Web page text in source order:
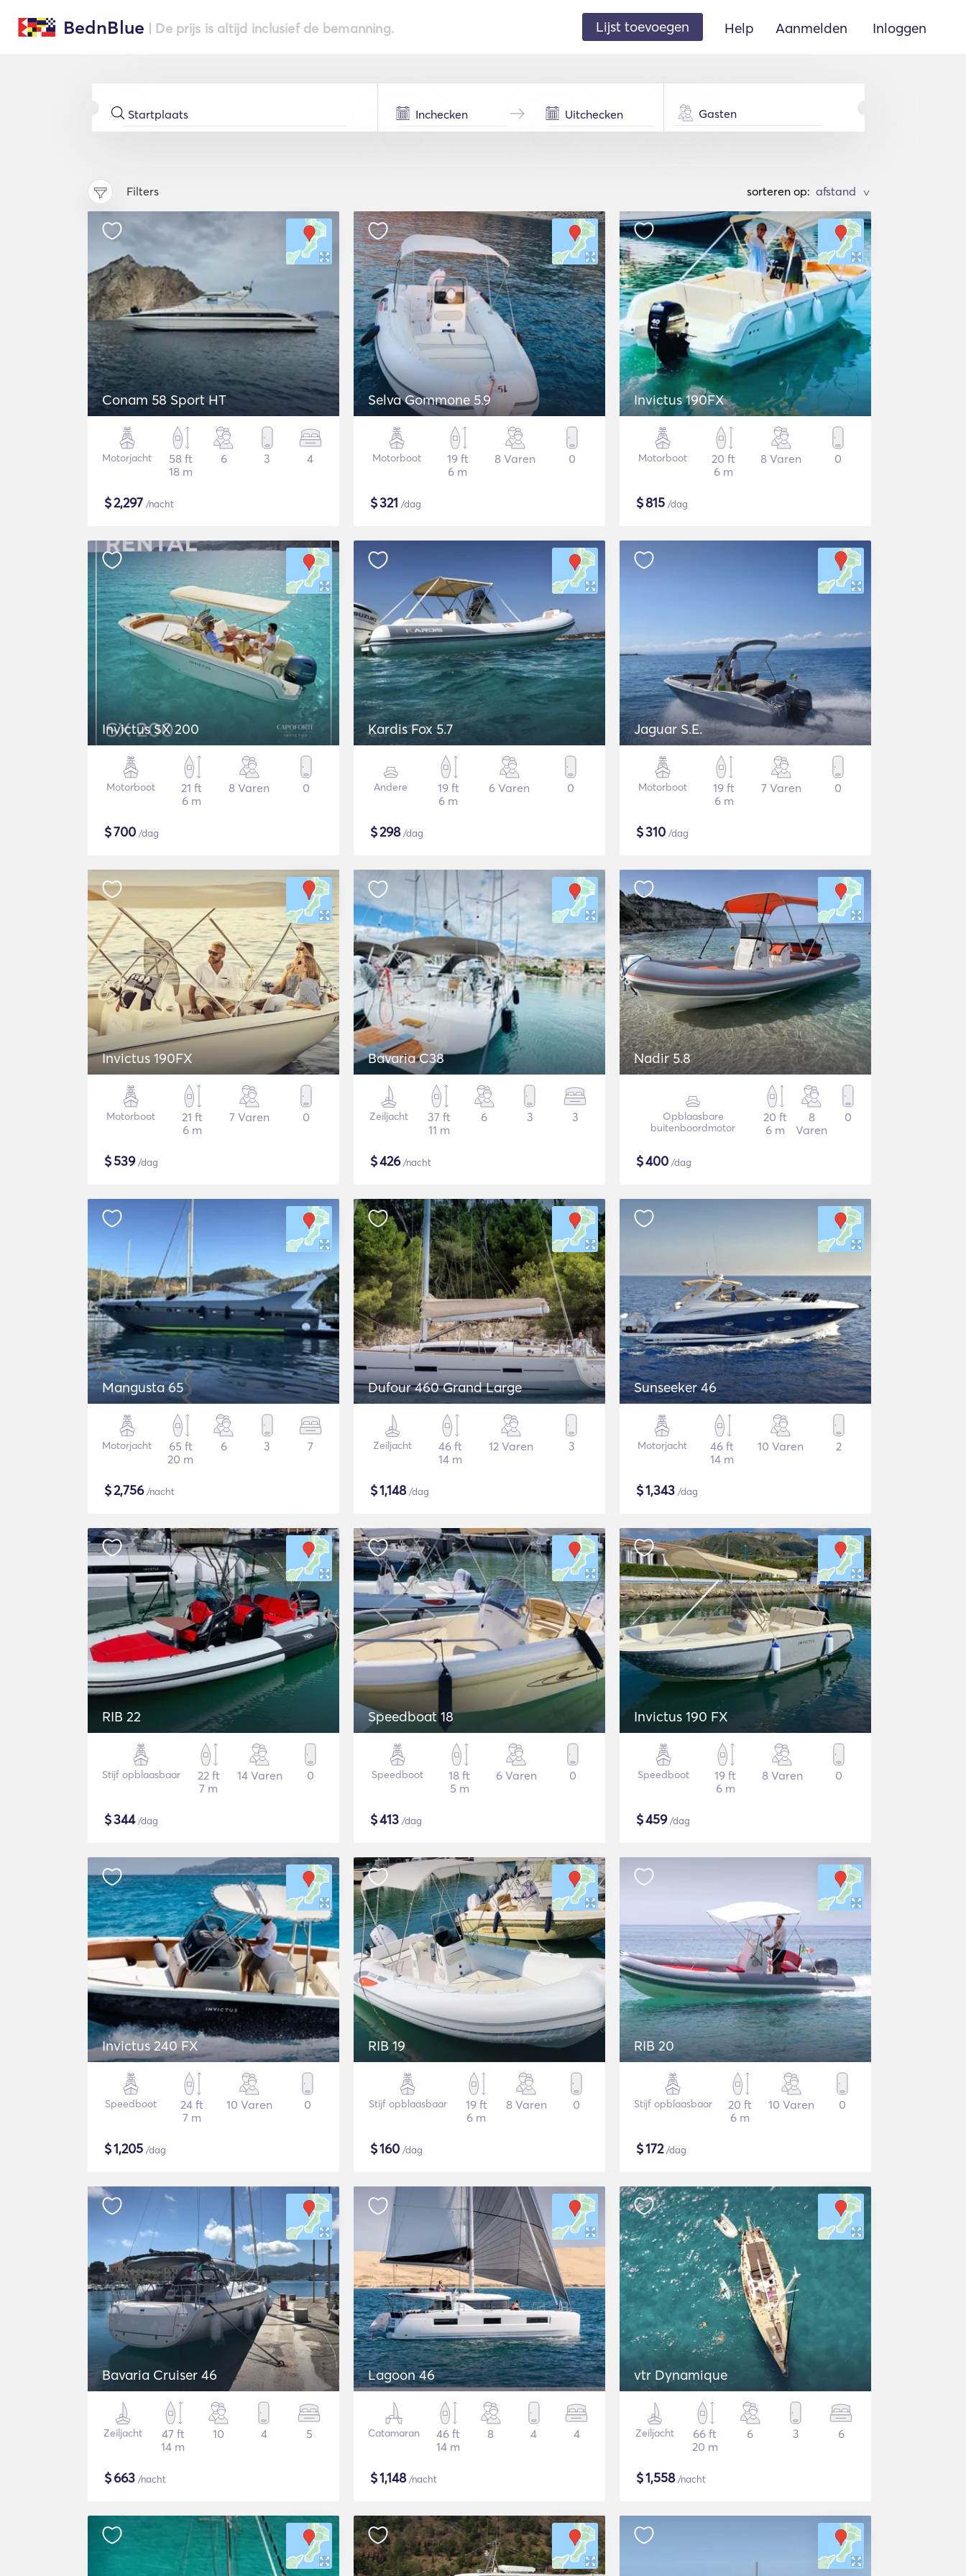
BednBlue | De prijs is altijd inclusief de bemanning. Lijst toevoegen Help Aanmelden Inloggen
Gasten
Filters sorteren op: >
Conam 58 Sport HT
Motorjacht
58 ft
18 m
6 3 4
$2,297 /nacht
Selva Gommone 5.9
Motorboot
19 ft
6 m
8 Varen 0
$321 /dag
Invictus 190FX
Motorboot
20 ft
6 m
8 Varen 0
$815 /dag
Invictus SX 200
Motorboot
21 ft
6 m
8 Varen 0
$700 /dag
Kardis Fox 5.7
Andere
19 ft
6 m
6 Varen 0
$298/dag
Jaguar S.E.
Motorboot
19 ft
6 m
7 Varen 0
$310 /dag
Invictus 190FX
Motorboot
21 ft
6 m
7 Varen 0
$539/dag
Bavaria C38
Zeiljacht
37 ft
11 m
6 3 3
$426/nacht
Nadir 5.8
Opblaasbare
buitenboordmotor
20 ft
6 m
8
Varen
0
$400 /dag
Mangusta 65
Motorjacht
65 ft
20 m
6 3 7
$2,756/nacht
Dufour 460 Grand Large
Zeiljacht
46 ft
14 m
12 Varen 3
$1,148/dag
Sunseeker 46
Motorjacht
46 ft
14 m
10 Varen 2
$1,343 /dag
RIB 22
Stijf opblaasbaar
22 ft
7 m
14 Varen 0
$344/dag
Speedboat 18
Speedboot
18 ft
5 m
6 Varen 0
$413 /dag
Invictus 190 FX
Speedboot
19 ft
6 m
8 Varen 0
$459/dag
Invictus 240 FX
Speedboot
24 ft
7 m
10 Varen 0
$1,205 /dag
RIB 19
Stijf opblaasbaar
19 ft
6 m
8 Varen 0
$160 /dag
RIB 20
Stijf opblaasbaar
20 ft
6 m
10 Varen 0
$172/dag
Bavaria Cruiser 46
Zeiljacht
47 ft
14 m
10 4 5
$663 /nacht
Lagoon 46
Catamaran
46 ft
14 m
8 4 4
$1,148/nacht
vtr Dynamique
Zeiljacht
66 ft
20 m
6 3 6
$1,558/nacht